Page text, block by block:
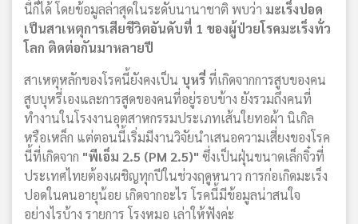
นี้ก็ได้ โดยข้อมูลล่าสุดในระดับนานาชาติ พบว่า มะเร็งปอด
เป็นสาเหตุการเสียชีวิตอันดับที่ 1 ของผู้ป่วยโรคมะเร็งทั่ว
โลก ติดต่อกันมาหลายปี
สาเหตุหลักของโรคนี้ยังคงเป็น บุหรี่ที่เกิดจากการสูบของคน
สูบบุหรี่เองและการสูดของคนที่อยู่รอบข้าง ยังรวมถึงคนที่
ทำงานในโรงงานอุตสาหกรรมประเภทเส้นใยทอผ้า นิเกิล
หรือเหล็ก แต่ตอนนี้เริ่มมีงานวิจัยนำเสนอความเสี่ยงของโรค
นี้ที่เกิดจาก "พีเอ็ม 2.5 (PM 2.5)" ซึ่งเป็นฝุ่นขนาดเล็กจิ๋วที่
ประเทศไทยต้องเผชิญทุกปีในช่วงฤดูหนาว การก่อเกิดมะเร็ง
ปอดในคนอายุน้อย เกิดจากอะไร โรคนี้มีข้อมูลน่าสนใจ
อย่างไรบ้าง รายการ โรงหมอ เล่าให้ฟังค่ะ